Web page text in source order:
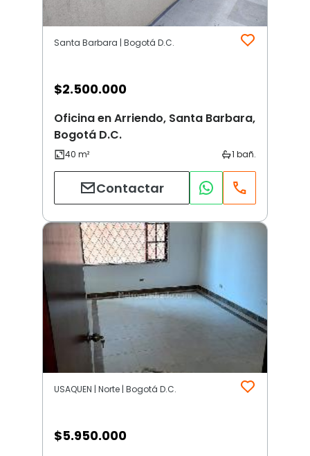
Santa Barbara | Bogotá D.C.
$2.500.000
Oficina en Arriendo, Santa Barbara,
Bogotá D.C.
Contactar
USAQUEN | Norte | Bogotá D.C.
$5.950.000